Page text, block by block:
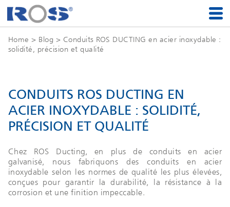
Home > Blog > Conduits ROS DUCTING en acier inoxydable :
solidité, précision et qualité
CONDUITS ROS DUCTING EN
ACIER INOXYDABLE : SOLIDITÉ,
PRÉCISION ET QUALITÉ
Chez ROS Ducting, en plus de conduits en acier
galvanisé, nous fabriquons des conduits en acier
inoxydable selon les normes de qualité les plus élevées,
conçues pour garantir la durabilité, la résistance à la
corrosion et une finition impeccable.